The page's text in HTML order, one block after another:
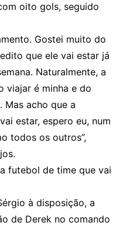
oito gols, seguido
Gostei muito do
que ele vai estar já
Naturalmente, a
viajar é minha e do
Mas acho que a
estar, espero eu, num
todos os outros”,
futebol de time que vai
à disposição, a
de Derek no comando